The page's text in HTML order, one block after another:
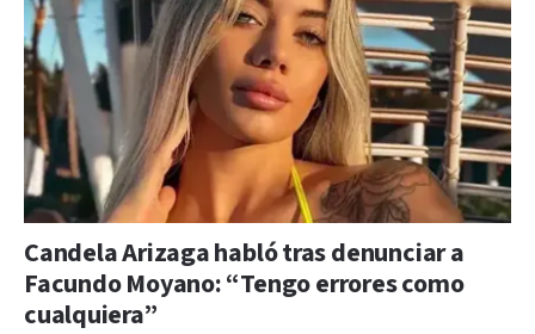
Candela Arizaga habló tras denunciar a
Facundo Moyano: “Tengo errores como
cualquiera”